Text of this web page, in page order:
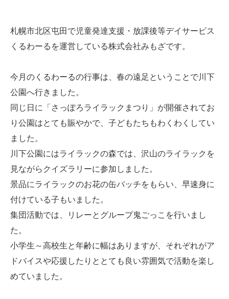
札幌市北区屯田で児童発達支援・放課後等デイサービス
くるわーるを運営している株式会社みもざです。
今月のくるわーるの行事は、春の遠足ということで川下
公園へ行きました。
同じ日に「さっぽろライラックまつり」が開催されてお
り公園はとても賑やかで、子どもたちもわくわくしてい
ました。
川下公園にはライラックの森では、沢山のライラックを
見ながらクイズラリーに参加しました。
景品にライラックのお花の缶バッチをもらい、早速身に
付けている子もいました。
集団活動では、リレーとグループ鬼ごっこを行いまし
た。
小学生～高校生と年齢に幅はありますが、それぞれがア
ドバイスや応援したりととても良い雰囲気で活動を楽し
めていました。